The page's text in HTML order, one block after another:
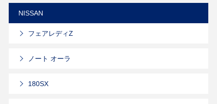
NISSAN
フェアレディZ
ノート オーラ
180SX